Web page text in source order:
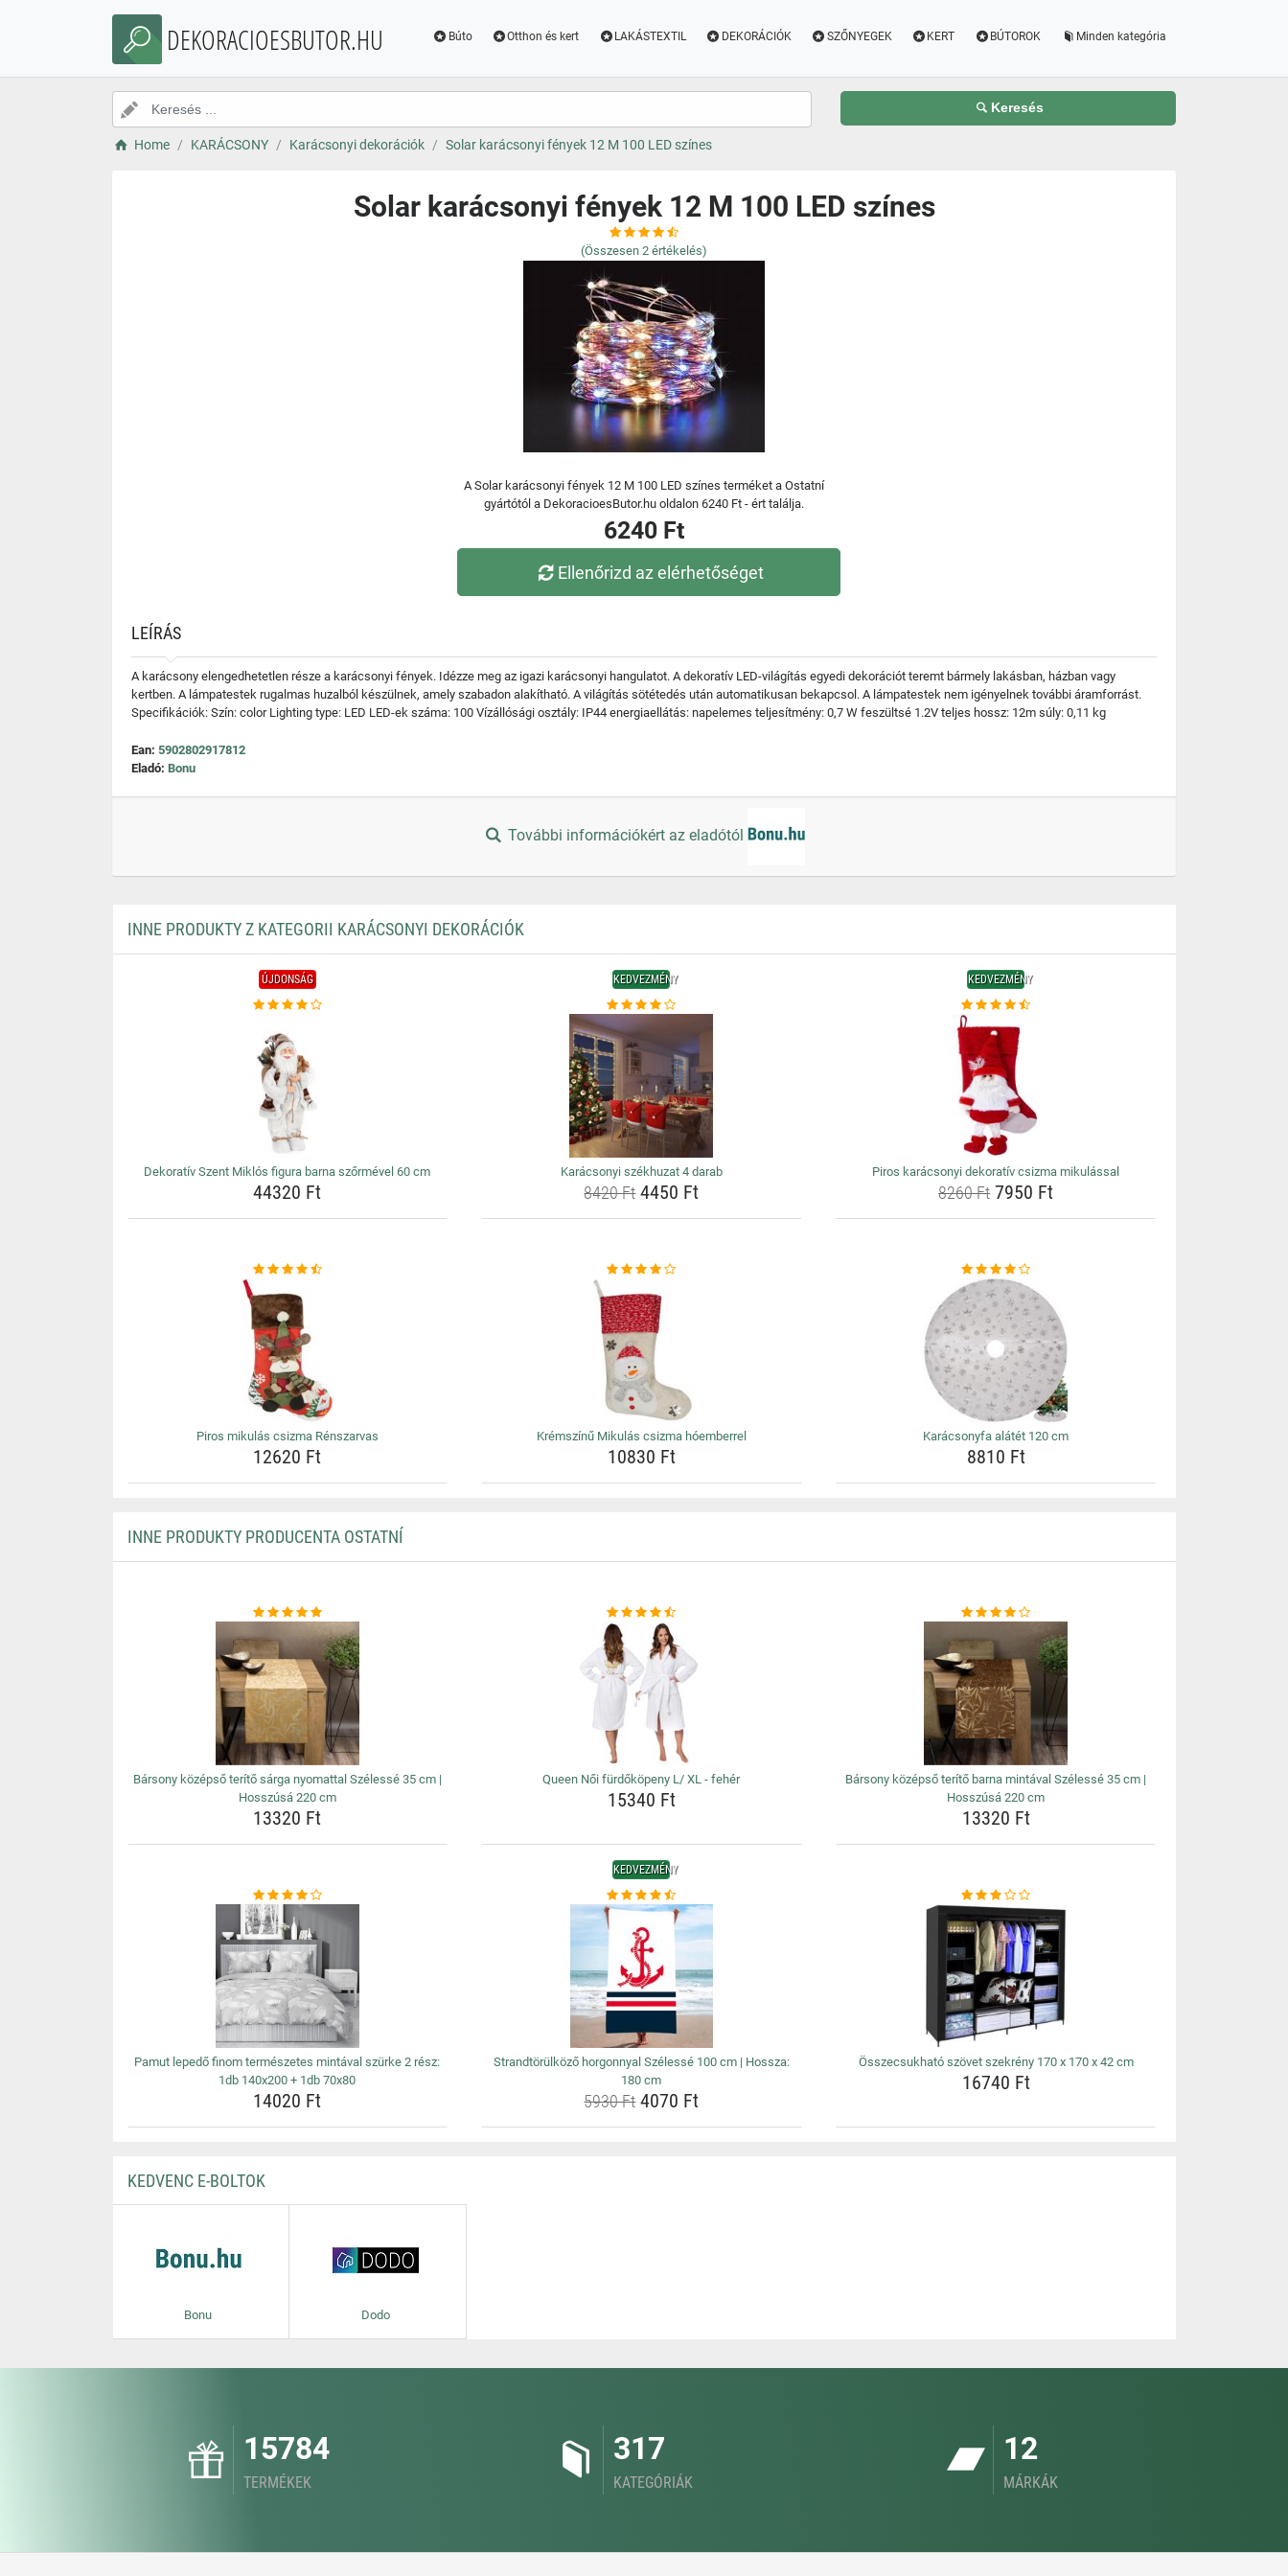
DEKORACIOESBUTOR.HU Búto Otthon és kert LAKÁSTEXTIL DEKORÁCIÓK SZŐNYEGEK KERT BÚTOROK Minden kategória
Keresés
Home KARÁCSONY Karácsonyi dekorációk Solar karácsonyi fények 12 M 100 LED színes
Solar karácsonyi fények 12 M 100 LED színes
(Összesen 2 értékelés)
A Solar karácsonyi fények 12 M 100 LED színes terméket a Ostatní
gyártótól a DekoracioesButor.hu oldalon 6240 Ft - ért találja.
6240 Ft
Ellenőrizd az elérhetőséget
LEÍRÁS
A karácsony elengedhetetlen része a karácsonyi fények. Idézze meg az igazi karácsonyi hangulatot. A dekoratív LED-világítás egyedi dekorációt teremt bármely lakásban, házban vagy
kertben. A lámpatestek rugalmas huzalból készülnek, amely szabadon alakítható. A világítás sötétedés után automatikusan bekapcsol. A lámpatestek nem igényelnek további áramforrást.
Specifikációk: Szín: color Lighting type: LED LED-ek száma: 100 Vízállósági osztály: IP44 energiaellátás: napelemes teljesítmény: 0,7 W feszültsé 1.2V teljes hossz: 12m súly: 0,11 kg
Ean: 5902802917812
Eladó: Bonu
További információkért az eladótól
INNE PRODUKTY Z KATEGORII KARÁCSONYI DEKORÁCIÓK
ÚJDONSÁG
Dekoratív Szent Miklós figura barna szőrmével 60 cm
44320 Ft
KEDVEZMÉNY
Karácsonyi székhuzat 4 darab
8420 Ft4450 Ft
KEDVEZMÉNY
Piros karácsonyi dekoratív csizma mikulással
8260 Ft 7950 Ft
Piros mikulás csizma Rénszarvas
12620 Ft
Krémszínű Mikulás csizma hóemberrel
10830 Ft
Karácsonyfa alátét 120 cm
8810 Ft
INNE PRODUKTY PRODUCENTA OSTATNÍ
Bársony középső terítő sárga nyomattal Szélessé 35 cm |
Hosszúsá 220 cm
13320 Ft
Queen Női fürdőköpeny L/ XL - fehér
15340 Ft
Bársony középső terítő barna mintával Szélessé 35 cm |
Hosszúsá 220 cm
13320 Ft
Pamut lepedő finom természetes mintával szürke 2 rész:
1db 140x200 + 1db 70x80
14020 Ft
KEDVEZMÉNY
Strandtörülköző horgonnyal Szélessé 100 cm | Hossza:
180 cm
5930 Ft4070 Ft
Összecsukható szövet szekrény 170 x 170 x 42 cm
16740 Ft
KEDVENC E-BOLTOK
Bonu Dodo
15784
TERMÉKEK
317
KATEGÓRIÁK
12
MÁRKÁK